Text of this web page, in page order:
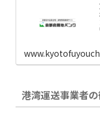
港湾運送事業者